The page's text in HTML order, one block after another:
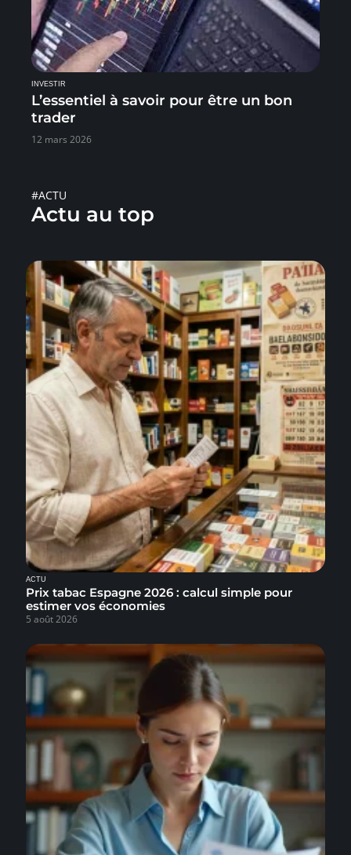
INVESTIR
L’essentiel à savoir pour être un bon
trader
12 mars 2026
#ACTU
Actu au top
ACTU
Prix tabac Espagne 2026 : calcul simple pour
estimer vos économies
5 août 2026